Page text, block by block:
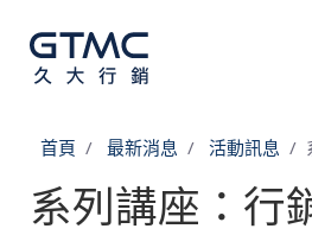
首頁 最新消息 活動訊息
系列講座：行